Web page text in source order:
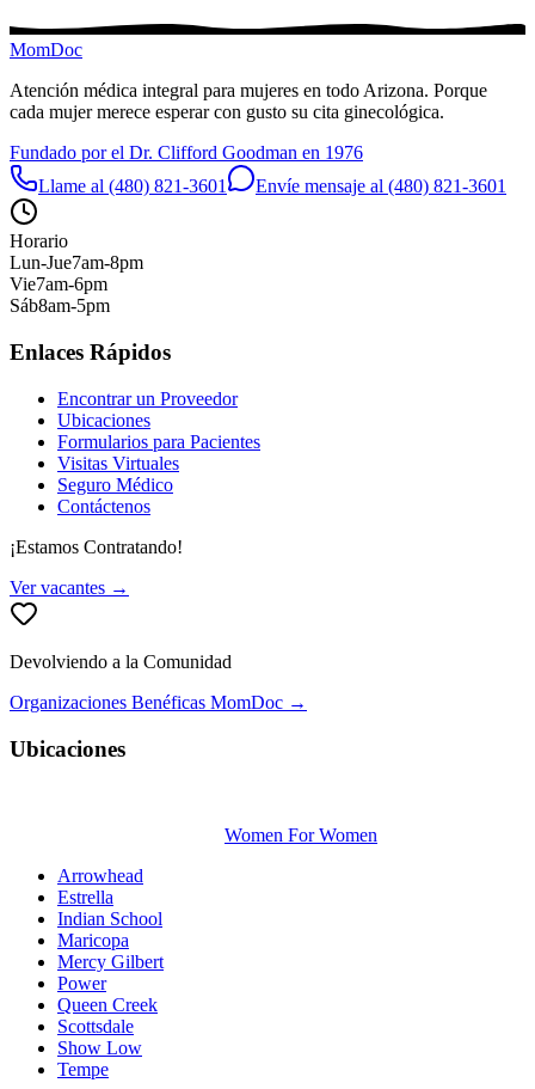
MomDoc
Atención médica integral para mujeres en todo Arizona. Porque
cada mujer merece esperar con gusto su cita ginecológica.
Fundado por el Dr. Clifford Goodman en 1976
Llame al (480) 821-3601
Envíe mensaje al (480) 821-3601
Horario
Lun-Jue7am-8pm
Vie7am-6pm
Sáb8am-5pm
Enlaces Rápidos
Encontrar un Proveedor
Ubicaciones
Formularios para Pacientes
Visitas Virtuales
Seguro Médico
Contáctenos
¡Estamos Contratando!
Ver vacantes →
Devolviendo a la Comunidad
Organizaciones Benéficas MomDoc →
Ubicaciones
Women For Women
Arrowhead
Estrella
Indian School
Maricopa
Mercy Gilbert
Power
Queen Creek
Scottsdale
Show Low
Tempe